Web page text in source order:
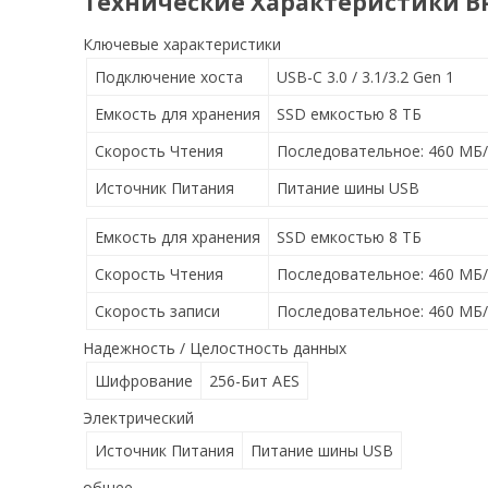
Ключевые характеристики
Подключение хоста
USB-C 3.0 / 3.1/3.2 Gen 1
Емкость для хранения
SSD емкостью 8 ТБ
Скорость Чтения
Последовательное: 460
Источник Питания
Питание шины USB
Емкость для хранения
SSD емкостью 8 ТБ
Скорость Чтения
Последовательное: 460
Скорость записи
Последовательное: 460
Надежность / Целостность данных
Шифрование
256-Бит AES
Электрический
Источник Питания
Питание шины USB